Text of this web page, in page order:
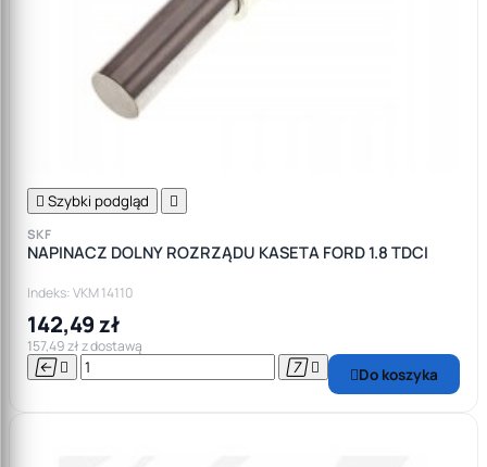
 Szybki podgląd 
SKF
NAPINACZ DOLNY ROZRZĄDU KASETA FORD 1.8 TDCI
Indeks: VKM 14110
142,49 zł
157,49 zł z dostawą
    Do koszyka